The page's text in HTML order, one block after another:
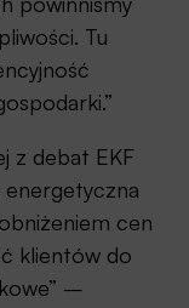
Tu
z debat EKF
cen
klientów do
–